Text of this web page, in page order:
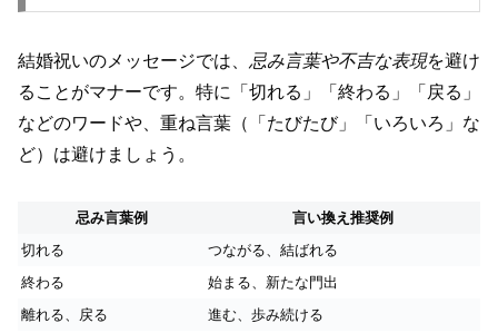
結婚祝いのメッセージでは、 忌み言葉や不吉な表現を避け
ることがマナーです。特に「切れる」「終わる」「戻る」
などのワードや、重ね言葉（「たびたび」「いろいろ」な
ど）は避けましょう。
忌み言葉例
言い換え推奨例
切れる
つながる、結ばれる
終わる
始まる、新たな門出
離れる、戻る
進む、歩み続ける